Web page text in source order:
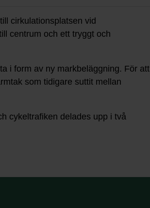
cirkulationsplatsen vid
centrum och ett tryggt och
i form av ny markbeläggning. För att
som tidigare suttit mellan
cykeltrafiken delades upp i två